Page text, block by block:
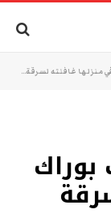
غافلته لسرقة هذا الشيء منه!